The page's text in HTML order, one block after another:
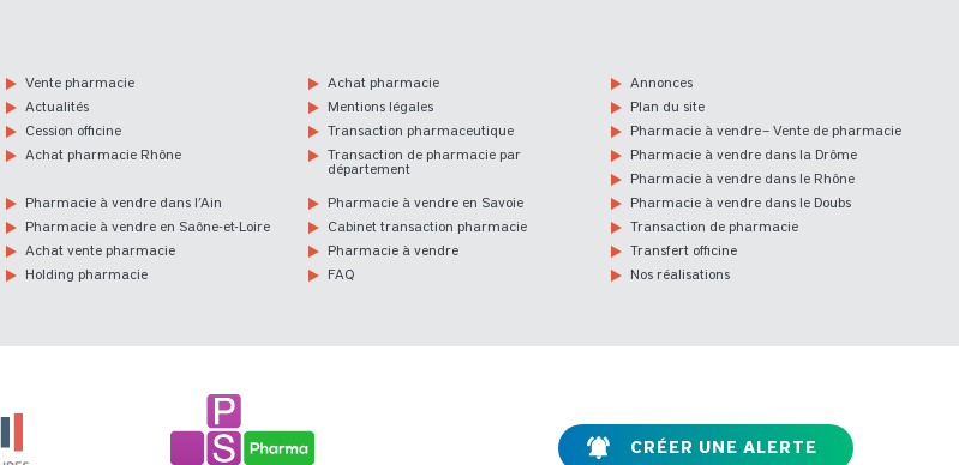
Vente pharmacie Achat pharmacie
Annonces
Actualités Mentions légales
Plan du site
Cession officine Transaction pharmaceutique
Pharmacie à vendre – Vente de pharmacie
Achat pharmacie Rhône
Transaction de pharmacie par
département
Pharmacie à vendre dans la Drôme
Pharmacie à vendre dans le Rhône
Pharmacie à vendre dans l’Ain Pharmacie à vendre en Savoie
Pharmacie à vendre dans le Doubs
Pharmacie à vendre en Saône-et-Loire Cabinet transaction pharmacie
Transaction de pharmacie
Achat vente pharmacie Pharmacie à vendre
Transfert officine
Holding pharmacie FAQ
Nos réalisations
CRÉER UNE ALERTE